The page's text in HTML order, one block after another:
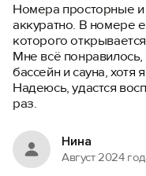
Номера просторные и
аккуратно. В номере
которого
Мне всё понравилось,
бассейн и сауна, хотя
Надеюсь, удастся
раз.
Нина
Август 2024